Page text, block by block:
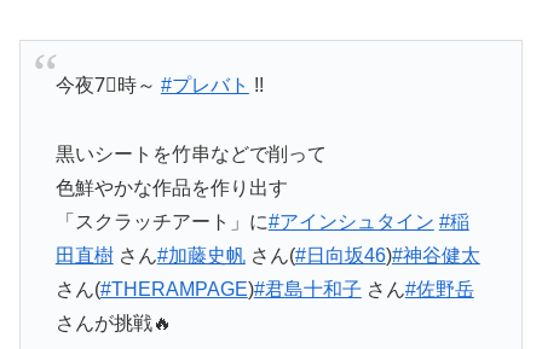
今夜7⃣時～ #プレバト !!
黒いシートを竹串などで削って
色鮮やかな作品を作り出す
「スクラッチアート」に#アインシュタイン #稲
田直樹さん#加藤史帆さん(#日向坂46)#神谷健太
さん(#THERAMPAGE)#君島十和子 さん#佐野岳
さんが挑戦🔥